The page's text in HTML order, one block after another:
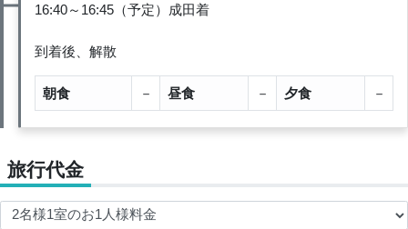
16:40～16:45（予定）成田着
到着後、解散
朝食 － 昼食 － 夕食 －
旅行代金